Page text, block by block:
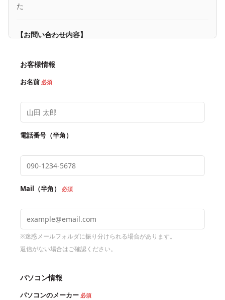
た
【お問い合わせ内容】
ディスプレイをよく見るとひびが入っているのが確認でき、
ます。
なっております。
また、見積書という形で書面をいただくことは可能でしょう
か。
【お問い合わせ内容】HP ProBook 4540s
ノートパソコンに何かを挟んで綴じでしまい、モニターが割
れてしまった。
本体に影響はなく、現在モニタをつないで利用中。
【お問い合わせ内容】HP Pavilion dv6 Notebook PC
マウスをキーボードに乗せたまま閉じてしまい、ディスプレ
イが割れている状態です。
【お問い合わせ内容】FV889AV
お客様情報
お名前 必須
電話番号（半角）
Mail（半角） 必須
※迷惑メールフォルダに振り分けられる場合があります。
返信がない場合はご確認ください。
パソコン情報
パソコンのメーカー 必須